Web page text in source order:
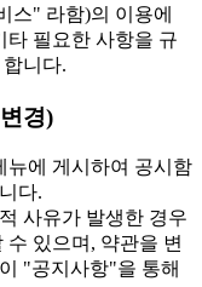
스" 라함)의 이용에
타 필요한 사항을 규
니다.
경)
에 게시하여 공시함
다.
사유가 발생한 경우
있으며, 약관을 변
"공지사항"을 통해